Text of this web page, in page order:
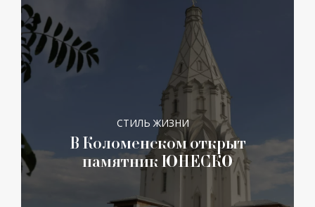
СТИЛЬ ЖИЗНИ
В Коломенском открыт
памятник ЮНЕСКО